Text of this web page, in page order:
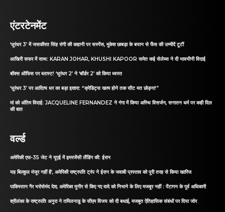
एंटरटेनमेंट
‘धुरंधर 3’ में जसकीरत सिंह रांगी की कहानी पर सस्पेंस, मुकेश छाबड़ा के बयान से फैंस की उम्मीदें टूटीं
आखिरी सफर में साथ: KARAN JOHAR, KHUSHI KAPOOR समेत कई सेलेब्स ने दी भावभीनी विदाई
बॉक्स ऑफिस पर ब्लास्ट! ‘धुरंधर 2’ ने ‘बॉर्डर 2’ को किया ध्वस्त
‘धुरंधर 3’ पर आदित्य धर का बड़ा इशारा: “क्रेडिट्स खत्म होने तक सीट मत छोड़ना!”
मां को अंतिम विदाई: JACQUELINE FERNANDEZ ने गंगा में किया अस्थि विसर्जन, सनातन धर्म पर कही दिल
की बात
वर्ल्ड
अमेरिकी एफ-35 जेट ने यूएई में इमरजेंसी लैंडिंग की: ईरान
यह बिल्कुल मंजूर नहीं है’, अमेरिकी राष्ट्रपति ट्रंप ने ईरान के जवाबी प्रस्ताव को पूरी तरह से किया खारिज
पाकिस्तान गैर भरोसेमंद देश, अमेरिका मुनीर से किए गए वादे को निभाने के लिए मजबूर नहीं : पेंटागन के पूर्व अधिकारी
श्रीलंका के राष्ट्रपति अनुरा ने तमिलनाडु के सीएम विजय को दी बधाई, मजबूत ऐतिहासिक संबंधों पर दिया जोर